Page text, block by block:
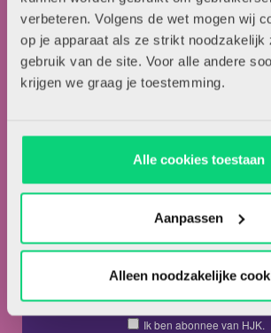
verbeteren. Volgens de wet mogen wij
op je apparaat als ze strikt noodzakelijk
gebruik van de site. Voor alle andere
krijgen we graag je toestemming.
Alle cookies toestaan
Aanpassen
Alleen noodzakelijke
Nieuwsbrief
Meld je hieronder aan voor de
Ik ga akkoord met de
Ik ben abonnee van HJK.
Over HJK
Artikel insturen
Adverteren in HJK